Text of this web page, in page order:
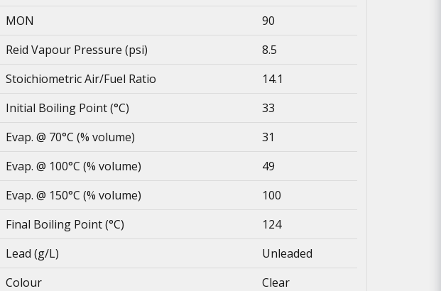
MON
90
Reid Vapour Pressure (psi)
8.5
Stoichiometric Air/Fuel Ratio
14.1
Initial Boiling Point (°C)
33
Evap. @ 70°C (% volume)
31
Evap. @ 100°C (% volume)
49
Evap. @ 150°C (% volume)
100
Final Boiling Point (°C)
124
Lead (g/L)
Unleaded
Colour
Clear